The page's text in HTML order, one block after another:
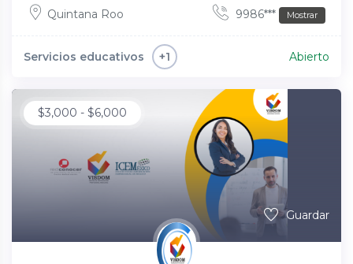
Quintana Roo 9986*** Mostrar
Servicios educativos +1 Abierto
$3,000 - $6,000
Guardar